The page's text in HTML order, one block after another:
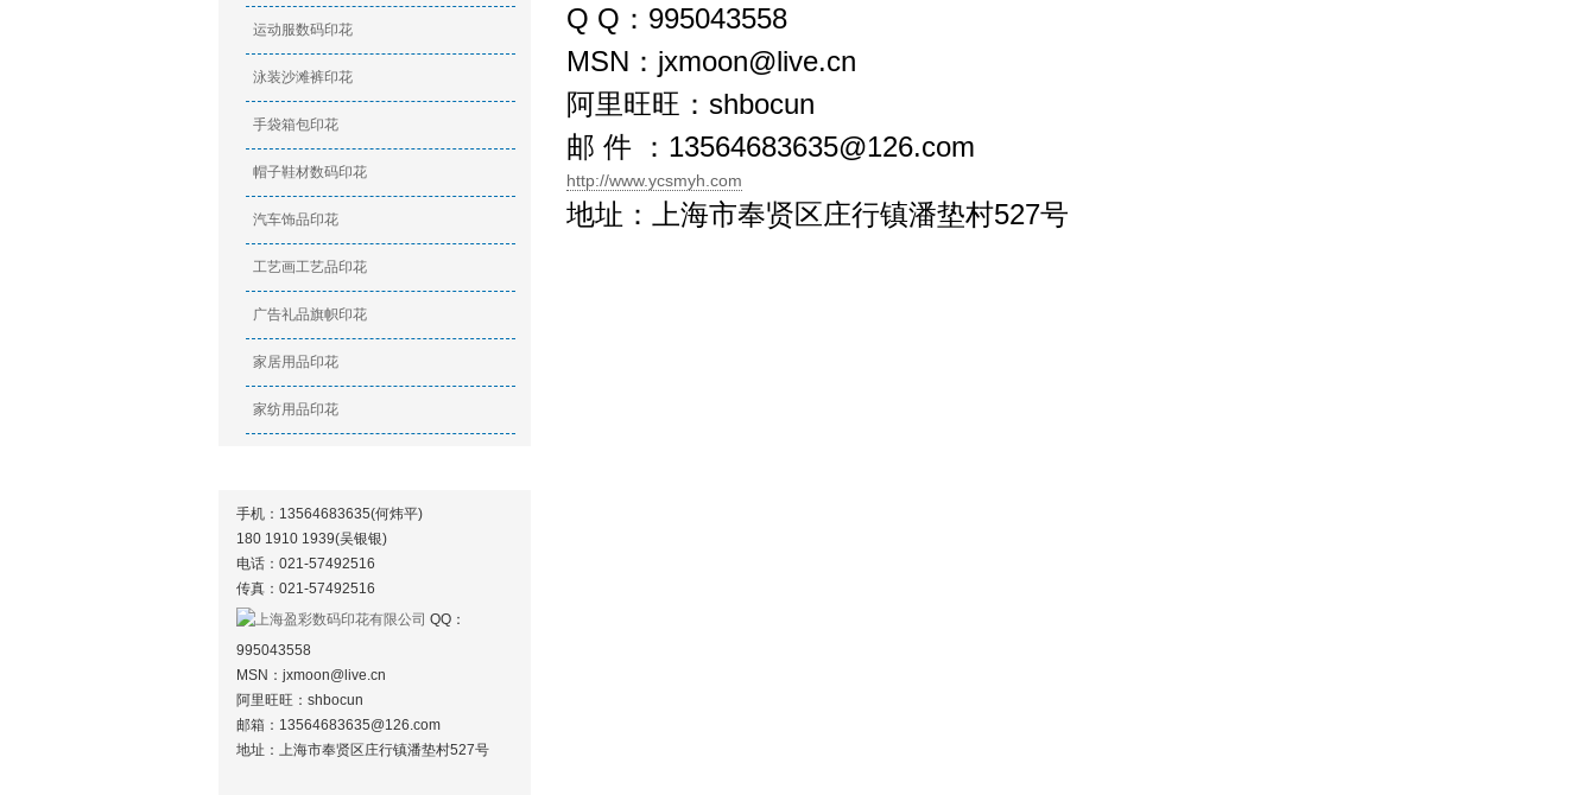
运动服数码印花
泳装沙滩裤印花
手袋箱包印花
帽子鞋材数码印花
汽车饰品印花
工艺画工艺品印花
广告礼品旗帜印花
家居用品印花
家纺用品印花
手机：13564683635(何炜平)
180 1910 1939(吴银银)
电话：021-57492516
传真：021-57492516
QQ：
995043558
MSN： jxmoon@live.cn
阿里旺旺：shbocun
邮箱： 13564683635@126.com
地址：上海市奉贤区庄行镇潘垫村527号
Q Q：995043558
MSN： jxmoon@live.cn
阿里旺旺：shbocun
邮 件 ： 13564683635@126.com
http://www.ycsmyh.com
地址：上海市奉贤区庄行镇潘垫村527号